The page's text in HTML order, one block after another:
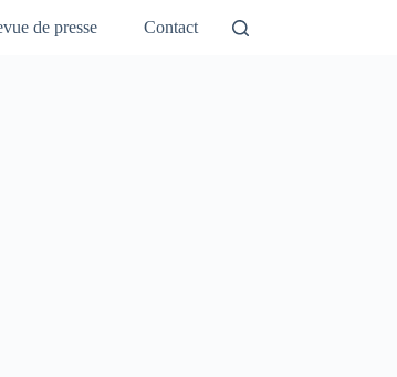
de presse Contact